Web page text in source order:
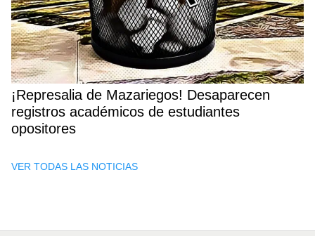
¡Represalia de Mazariegos! Desaparecen
registros académicos de estudiantes
opositores
VER TODAS LAS NOTICIAS